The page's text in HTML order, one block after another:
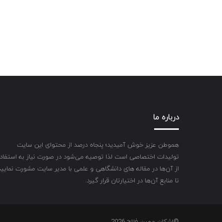
درباره ما
هموطن عزیز خوش آمیدید؛ پنجاه درصد از محتوای این سایت
تولیدات اختصاصی است لذا توصیه می‌شود در صورت نیاز به
از آن‌ها در مقاله های دانشگاهی و علمی با مدیر سایت مشورت
تا منابع آن‌ها در اختیارتان قرار گیرد.